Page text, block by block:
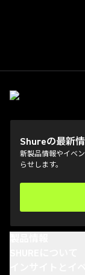
Shureの最新
新製品情報やイベ
らせします。